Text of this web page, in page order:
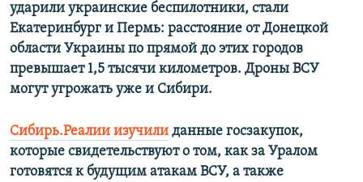
ударили украинские беспилотники, стали
Екатеринбург и Пермь: расстояние от Донецкой
области Украины по прямой до этих городов
превышает 1,5 тысячи километров. Дроны ВСУ
могут угрожать уже и Сибири.
Сибирь.Реалии изучили данные госзакупок,
которые свидетельствуют о том, как за Уралом
готовятся к будущим атакам ВСУ, а также